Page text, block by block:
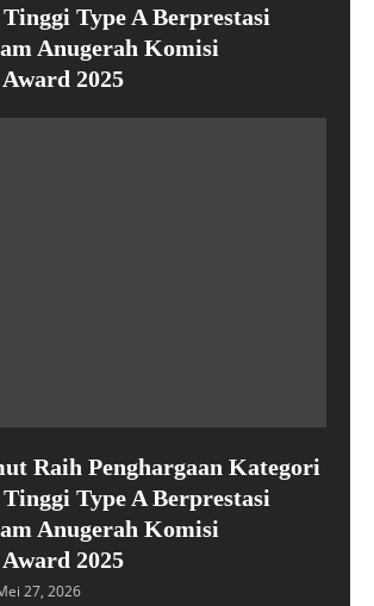
Type A Berprestasi
Anugerah Komisi
2025
Raih Penghargaan Kategori
Type A Berprestasi
Anugerah Komisi
2025
27, 2026